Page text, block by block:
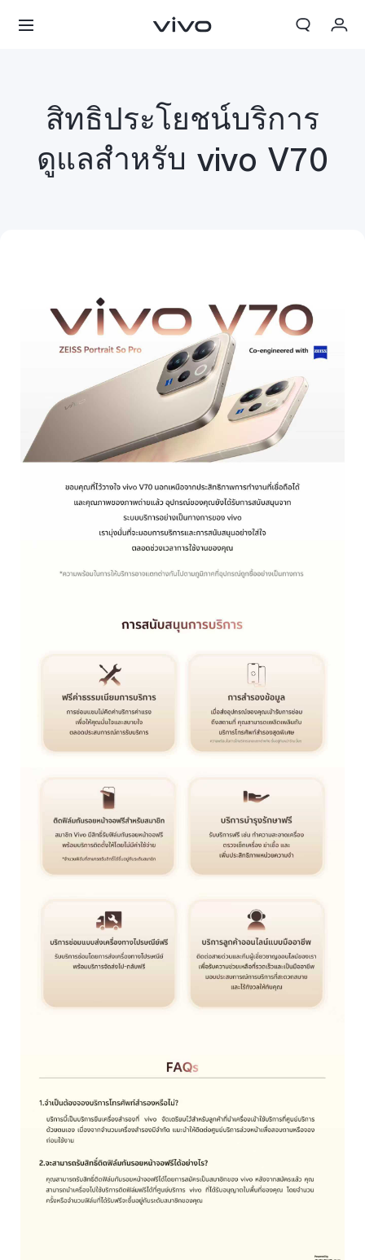
ประเทศไทย | เลือกประเทศ/ภูมิภาค
Cart
บัญชีของฉัน
สิทธิประโยชน์บริการ
ดูแลสำหรับ vivo V70